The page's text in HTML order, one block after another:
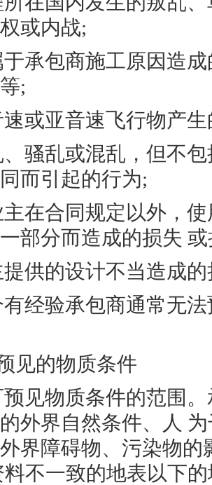
或内战;
包商施工原因造成
;
亚音速飞行物产生
乱或混乱，但不包
而引起的行为;
合同规定以外，使
部分而造成的损失
的设计不当造成的
验承包商通常无法
的物质条件
物质条件的范围。
外界自然条件、人
界障碍物、污染物的
不一致的地表以下